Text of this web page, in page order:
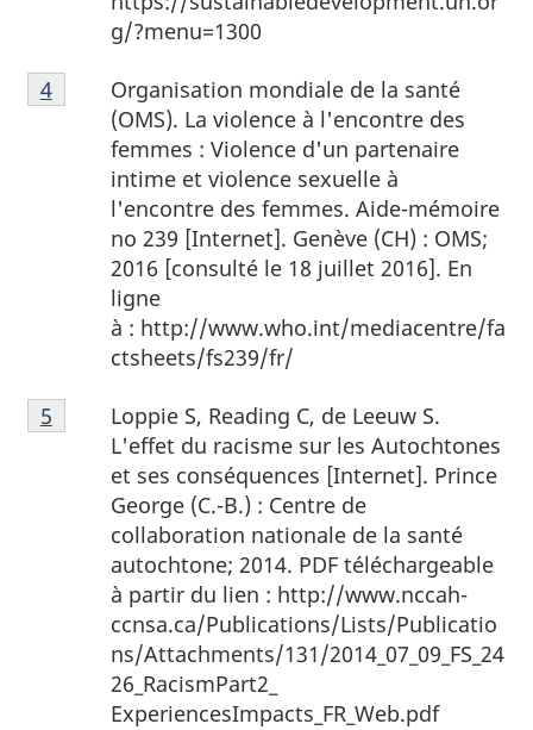
g/?menu=1300
Notes
de
Organisation mondiale de la santé
(OMS). La violence à l'encontre des
femmes : Violence d'un partenaire
intime et violence sexuelle à
l'encontre des femmes. Aide-mémoire
no 239 [Internet]. Genève (CH) : OMS;
2016 [consulté le 18 juillet 2016]. En
ligne
à : http://www.who.int/mediacentre/fa
ctsheets/fs239/fr/
Retour à la référence de la note de bas de page
4
Notes
de
Loppie S, Reading C, de Leeuw S.
L'effet du racisme sur les Autochtones
et ses conséquences [Internet]. Prince
George (C.-B.) : Centre de
collaboration nationale de la santé
autochtone; 2014. PDF téléchargeable
à partir du lien : http://www.nccah-
ccnsa.ca/Publications/Lists/Publicatio
ns/Attachments/131/2014_07_09_FS_24
26_RacismPart2_
ExperiencesImpacts_FR_Web.pdf
Retour à la référence de la note de bas de page
5